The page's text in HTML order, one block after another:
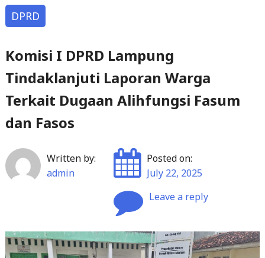
DPRD
Komisi I DPRD Lampung
Tindaklanjuti Laporan Warga
Terkait Dugaan Alihfungsi Fasum
dan Fasos
Written by:
admin
Posted on:
July 22, 2025
Leave a reply